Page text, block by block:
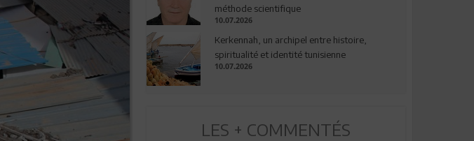
méthode scientifique
10.07.2026
Kerkennah, un archipel entre histoire,
spiritualité et identité tunisienne
10.07.2026
LES + COMMENTÉS